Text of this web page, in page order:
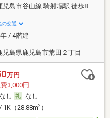
児島市谷山線 騎射場駅 徒歩8
の交通
/ 4階建
児島県鹿児島市荒田２丁目
万円
3,000円
なし
なし
1K（28.88m2）